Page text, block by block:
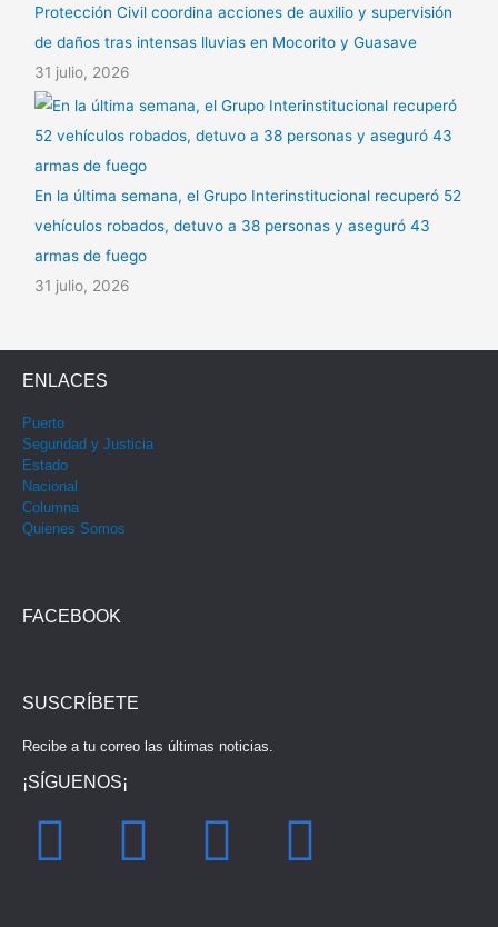
Protección Civil coordina acciones de auxilio y supervisión
de daños tras intensas lluvias en Mocorito y Guasave
31 julio, 2026
En la última semana, el Grupo Interinstitucional recuperó 52
vehículos robados, detuvo a 38 personas y aseguró 43
armas de fuego
31 julio, 2026
ENLACES
Puerto
Seguridad y Justicia
Estado
Nacional
Columna
Quienes Somos
FACEBOOK
SUSCRÍBETE
Recibe a tu correo las últimas noticias.
¡SÍGUENOS¡
F
I
Y
T